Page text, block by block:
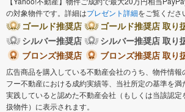
の対象物件です。詳細はプレゼント詳細をご覧くださ
ゴールド推奨店
ゴールド推奨店 取り
シルバー推奨店
シルバー推奨店 取り
ブロンズ推奨店
ブロンズ推奨店 取り
広告商品を購入している不動産会社のうち、物件情
フー不動産における成約実績等、当社所定の基準を
実践していると認めた不動産会社（もしくは当該認
扱物件）に表示されます。